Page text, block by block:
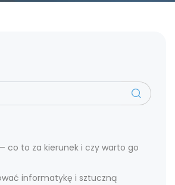
co to za kierunek i czy warto go
informatykę i sztuczną